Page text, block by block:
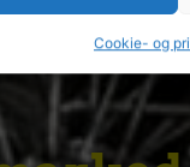
Cookie- og